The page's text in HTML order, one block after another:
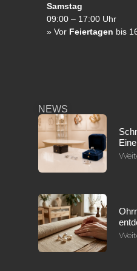
Samstag
09:00 – 17:00 Uhr
» Vor Feiertagen bis
NEWS